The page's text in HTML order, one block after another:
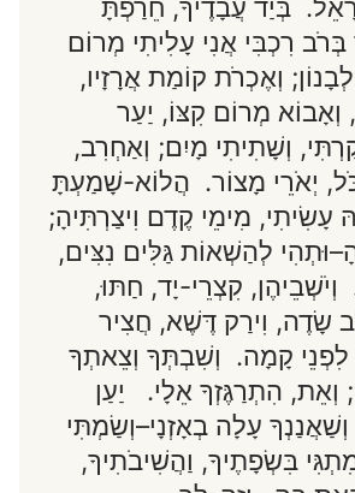
רִכְבִּי אֲנִי עָלִיתִי מְרוֹם
וְאֶכְרֹת קוֹמַת אֲרָזָיו,
מְרוֹם קִצּוֹ, יַעַר
וְשָׁתִיתִי מָיִם; וְאַחְרִב,
יְאֹרֵי מָצוֹר. הֲלוֹא-שָׁמַעְתָּ
עָשִׂיתִי, מִימֵי קֶדֶם וִיצַרְתִּיהָ;
לְהַשְׁאוֹת גַּלִּים נִצִּים,
קִצְרֵי-יָד, חַתּוּ,
שָׂדֶה, וִירַק דֶּשֶׁא, חֲצִיר
לִפְנֵי קָמָה. וְשִׁבְתְּךָ וְצֵאתְךָ
וְאֵת, הִתְרַגֶּזְךָ אֵלָי. יַעַן
עָלָה בְאָזְנָי–וְשַׂמְתִּי
בִּשְׂפָתֶיךָ, וַהֲשִׁיבֹתִיךָ,